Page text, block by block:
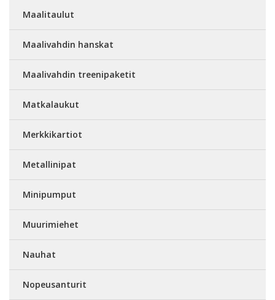
Maalitaulut
Maalivahdin hanskat
Maalivahdin treenipaketit
Matkalaukut
Merkkikartiot
Metallinipat
Minipumput
Muurimiehet
Nauhat
Nopeusanturit